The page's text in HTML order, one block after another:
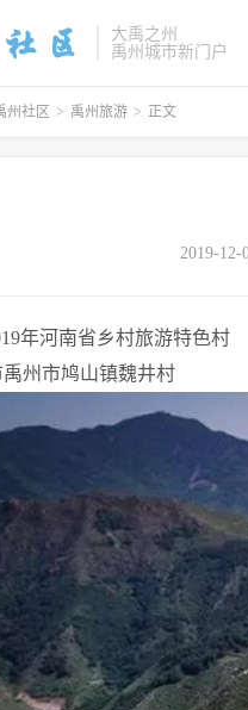
大禹之州
禹州城市新门户
州社区 > 禹州旅游 > 正文
2019-12-
年河南省乡村旅游特色村
州市鸠山镇魏井村